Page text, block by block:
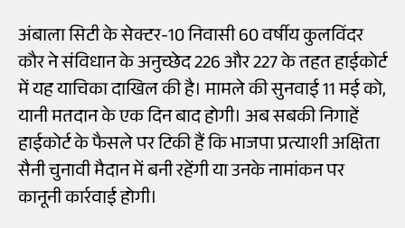
अंबाला सिटी के सेक्टर-10 निवासी 60 वर्षीय कुलविंदर
कौर ने संविधान के अनुच्छेद 226 और 227 के तहत हाईकोर्ट
में यह याचिका दाखिल की है। मामले की सुनवाई 11 मई को,
यानी मतदान के एक दिन बाद होगी। अब सबकी निगाहें
हाईकोर्ट के फैसले पर टिकी हैं कि भाजपा प्रत्याशी अक्षिता
सैनी चुनावी मैदान में बनी रहेंगी या उनके नामांकन पर
कानूनी कार्रवाई होगी।